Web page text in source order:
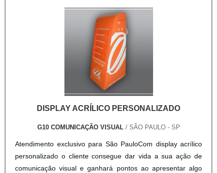
DISPLAY ACRÍLICO PERSONALIZADO
G10 COMUNICAÇÃO VISUAL/ SÃO PAULO - SP
Atendimento exclusivo para São PauloCom display acrílico
personalizado o cliente consegue dar vida a sua ação de
comunicação visual e ganhará pontos ao apresentar algo